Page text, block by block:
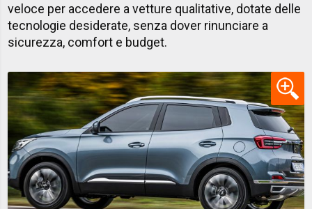
veloce per accedere a vetture qualitative, dotate delle
tecnologie desiderate, senza dover rinunciare a
sicurezza, comfort e budget.